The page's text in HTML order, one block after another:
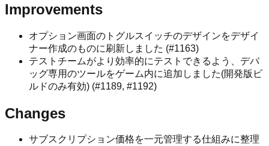
Improvements
オプション画面のトグルスイッチのデザインをデザイ
ナー作成のものに刷新しました (#1163)
テストチームがより効率的にテストできるよう、デバ
ッグ専用のツールをゲーム内に追加しました(開発版ビ
ルドのみ有効) (#1189, #1192)
Changes
サブスクリプション価格を一元管理する仕組みに整理